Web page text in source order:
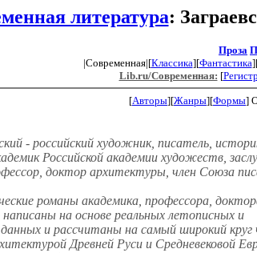
литература:
Проза
|Современная|[Классика][Фантастика
Lib.ru/Современная: [
[Авторы][Жанры][Формы]
- российский художник, писатель,
Российской академии художеств,
доктор архитектуры, член Союза
романы академика, профессора,
на основе реальных летописных и
данных и рассчитаны на самый широкий круг
Древней Руси и Средневековой